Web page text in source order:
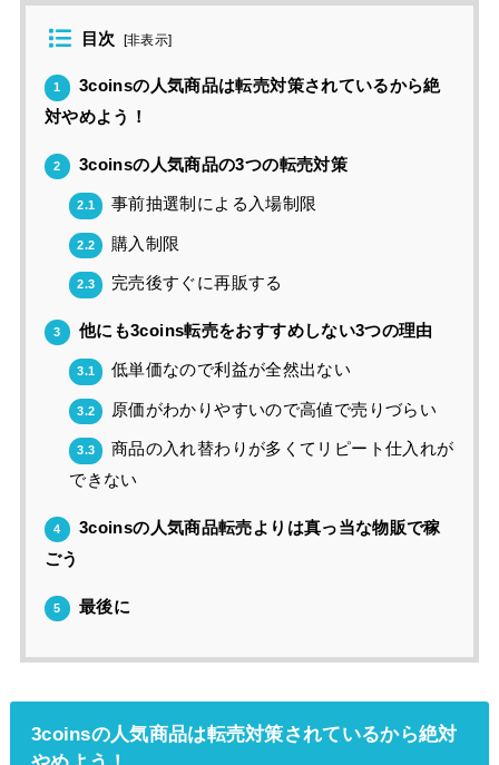
目次 [非表示]
1
3coinsの人気商品は転売対策されているから絶
対やめよう！
2 3coinsの人気商品の3つの転売対策
2.1 事前抽選制による入場制限
2.2 購入制限
2.3 完売後すぐに再販する
3 他にも3coins転売をおすすめしない3つの理由
3.1 低単価なので利益が全然出ない
3.2 原価がわかりやすいので高値で売りづらい
3.3
商品の入れ替わりが多くてリピート仕入れが
できない
4
3coinsの人気商品転売よりは真っ当な物販で稼
ごう
5 最後に
3coinsの人気商品は転売対策されているから絶対